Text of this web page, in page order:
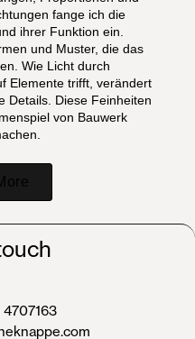
fange ich die
ihrer Funktion ein.
und Muster, die das
Wie Licht durch
Elemente trifft, verändert
Details. Diese Feinheiten
von Bauwerk
4707163